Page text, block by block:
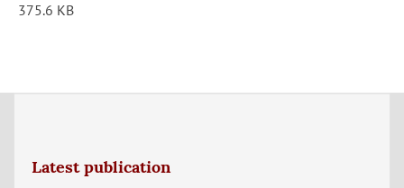
375.6 KB
Latest publication